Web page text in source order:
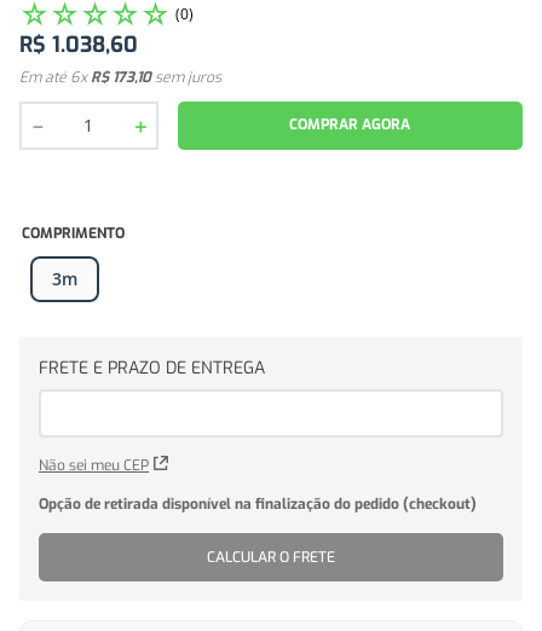
☆☆☆☆☆ (0)
R$ 1.038,60
Em até 6xR$ 173,10sem juros
＋
－ COMPRAR AGORA
COMPRIMENTO
3m
Não sei meu CEP
CALCULAR O FRETE